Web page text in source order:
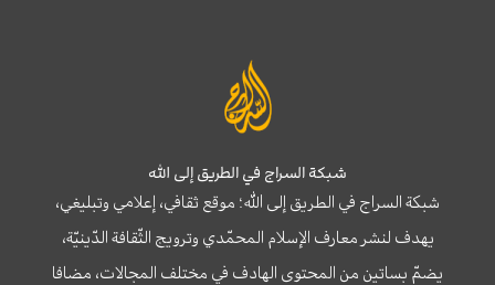
شبكة السراج في الطريق إلى الله
شبكة السراج في الطريق إلى الله؛ موقع ثقافي، إعلامي وتبليغي،
يهدف لنشر معارف الإسلام المحمّدي وترويج الثّقافة الدّينيّة،
يضمّ بساتين من المحتوى الهادف في مختلف المجالات، مضافا